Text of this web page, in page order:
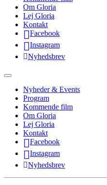
Om Gloria
Lej Gloria
Kontakt
Facebook
Instagram
Nyhedsbrev
Nyheder & Events
Program
Kommende film
Om Gloria
Lej Gloria
Kontakt
Facebook
Instagram
Nyhedsbrev